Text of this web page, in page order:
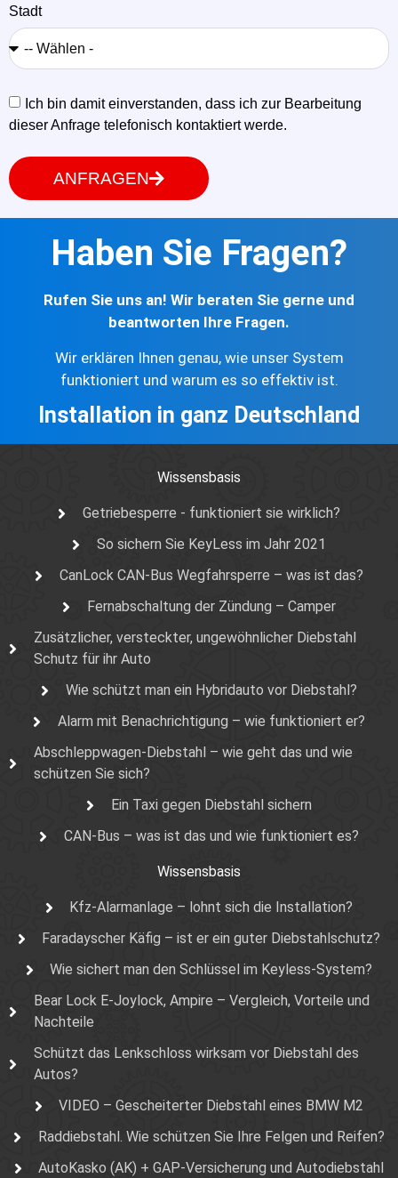
Stadt
Ich bin damit einverstanden, dass ich zur Bearbeitung
dieser Anfrage telefonisch kontaktiert werde.
ANFRAGEN
Haben Sie Fragen?
Rufen Sie uns an! Wir beraten Sie gerne und
beantworten Ihre Fragen.
Wir erklären Ihnen genau, wie unser System
funktioniert und warum es so effektiv ist.
Installation in ganz Deutschland
Wissensbasis
Getriebesperre - funktioniert sie wirklich?
So sichern Sie KeyLess im Jahr 2021
CanLock CAN-Bus Wegfahrsperre – was ist das?
Fernabschaltung der Zündung – Camper
Zusätzlicher, versteckter, ungewöhnlicher Diebstahl
Schutz für ihr Auto
Wie schützt man ein Hybridauto vor Diebstahl?
Alarm mit Benachrichtigung – wie funktioniert er?
Abschleppwagen-Diebstahl – wie geht das und wie
schützen Sie sich?
Ein Taxi gegen Diebstahl sichern
CAN-Bus – was ist das und wie funktioniert es?
Wissensbasis
Kfz-Alarmanlage – lohnt sich die Installation?
Faradayscher Käfig – ist er ein guter Diebstahlschutz?
Wie sichert man den Schlüssel im Keyless-System?
Bear Lock E-Joylock, Ampire – Vergleich, Vorteile und
Nachteile
Schützt das Lenkschloss wirksam vor Diebstahl des
Autos?
VIDEO – Gescheiterter Diebstahl eines BMW M2
Raddiebstahl. Wie schützen Sie Ihre Felgen und Reifen?
AutoKasko (AK) + GAP-Versicherung und Autodiebstahl